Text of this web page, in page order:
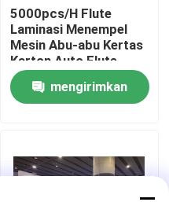
5000pcs/H Flute
Laminasi Menempel
Mesin Abu-abu Kertas
Karton Auto Flute
Laminator
mengirimkan